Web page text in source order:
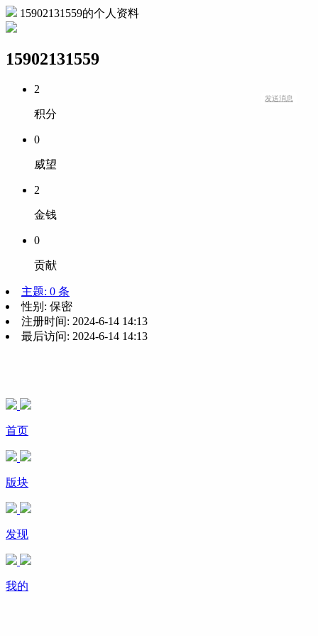
15902131559的个人资料
15902131559
发送消息
2
积分
0
威望
2
金钱
0
贡献
主题: 0 条
性别: 保密
注册时间: 2024-6-14 14:13
最后访问: 2024-6-14 14:13
首页
版块
发现
我的